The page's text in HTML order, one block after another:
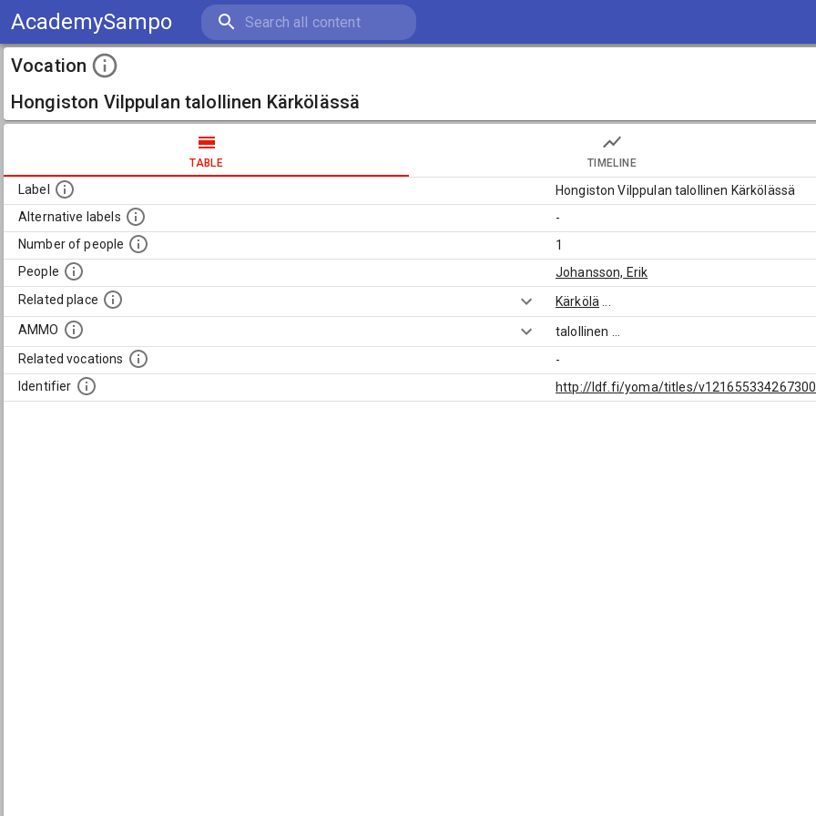
AcademySampo
Vocation
Hongiston Vilppulan talollinen Kärkölässä
TABLE TIMELINE
Label
Hongiston Vilppulan talollinen Kärkölässä
Alternative labels
-
Number of people
1
People
Johansson, Erik
Related place
Kärkölä
AMMO
talollinen
Related vocations
-
Identifier
http://ldf.fi/yoma/titles/